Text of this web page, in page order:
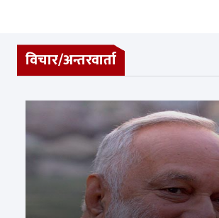
विचार/अन्तरवार्ता